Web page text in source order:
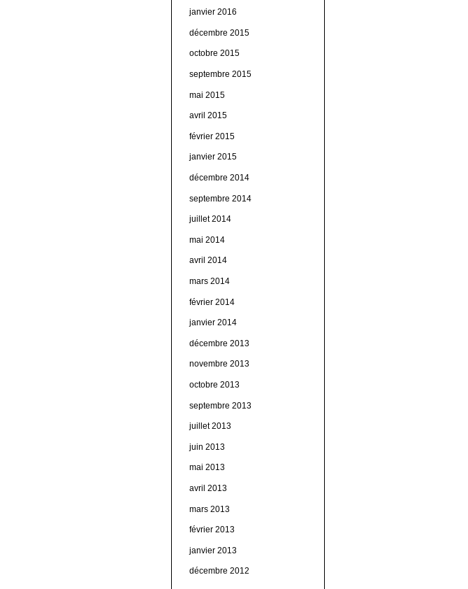
janvier 2016
décembre 2015
octobre 2015
septembre 2015
mai 2015
avril 2015
février 2015
janvier 2015
décembre 2014
septembre 2014
juillet 2014
mai 2014
avril 2014
mars 2014
février 2014
janvier 2014
décembre 2013
novembre 2013
octobre 2013
septembre 2013
juillet 2013
juin 2013
mai 2013
avril 2013
mars 2013
février 2013
janvier 2013
décembre 2012